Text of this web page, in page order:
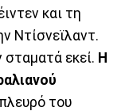
και τη
Ντίσνεϊλαντ.
εκεί. Η
του